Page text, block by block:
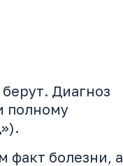
Диагноз
полному
факт болезни, а